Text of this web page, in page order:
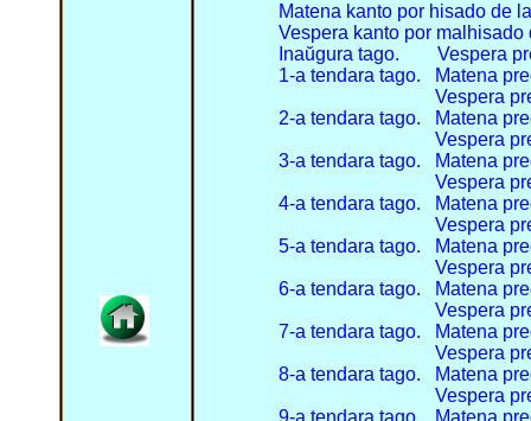
Matena kanto por hisado de
Vespera kanto por malhisado
Inaŭgura tago. Vespera
1-a tendara tago. Matena
Vespera preĝo.
2-a tendara tago. Matena
Vespera preĝo.
3-a tendara tago. Matena
Vespera preĝo.
4-a tendara tago. Matena
Vespera preĝo.
5-a tendara tago. Matena
Vespera preĝo.
6-a tendara tago. Matena
Vespera preĝo.
7-a tendara tago. Matena
Vespera preĝo.
8-a tendara tago. Matena
Vespera preĝo.
9-a tendara tago. Matena